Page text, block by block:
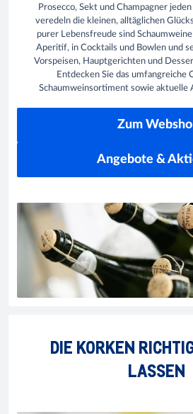
Prosecco, Sekt und Champagner
veredeln die kleinen, alltäglichen
purer Lebensfreude sind
Aperitif, in Cocktails und Bowlen und
Vorspeisen, Hauptgerichten und
Entdecken Sie das umfangreiche
Schaumweinsortiment sowie aktuelle
Zum
Angebote &
DIE KORKEN
LASSEN